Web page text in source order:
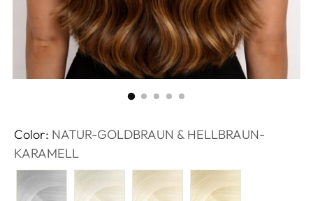
Color: NATUR-GOLDBRAUN & HELLBRAUN-
KARAMELL